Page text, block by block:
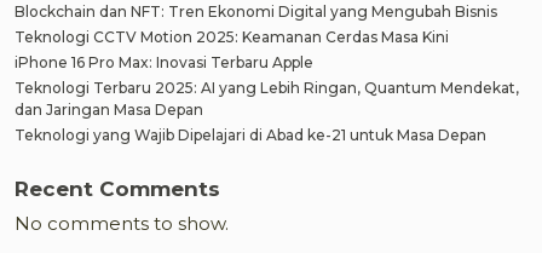
Blockchain dan NFT: Tren Ekonomi Digital yang Mengubah Bisnis
Teknologi CCTV Motion 2025: Keamanan Cerdas Masa Kini
iPhone 16 Pro Max: Inovasi Terbaru Apple
Teknologi Terbaru 2025: AI yang Lebih Ringan, Quantum Mendekat,
dan Jaringan Masa Depan
Teknologi yang Wajib Dipelajari di Abad ke-21 untuk Masa Depan
Recent Comments
No comments to show.